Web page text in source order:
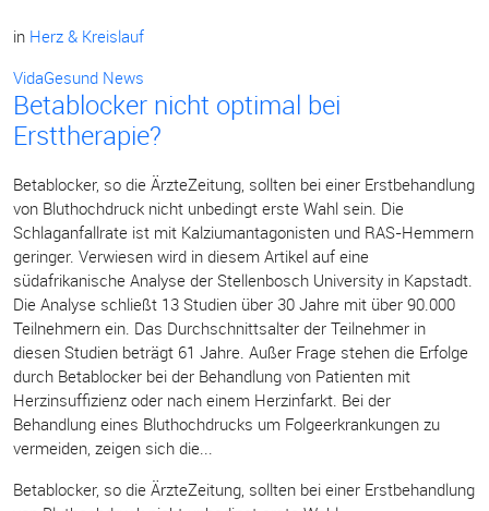
in Herz & Kreislauf
VidaGesund News
Betablocker nicht optimal bei
Ersttherapie?
Betablocker, so die ÄrzteZeitung, sollten bei einer Erstbehandlung
von Bluthochdruck nicht unbedingt erste Wahl sein. Die
Schlaganfallrate ist mit Kalziumantagonisten und RAS-Hemmern
geringer. Verwiesen wird in diesem Artikel auf eine
südafrikanische Analyse der Stellenbosch University in Kapstadt.
Die Analyse schließt 13 Studien über 30 Jahre mit über 90.000
Teilnehmern ein. Das Durchschnittsalter der Teilnehmer in
diesen Studien beträgt 61 Jahre. Außer Frage stehen die Erfolge
durch Betablocker bei der Behandlung von Patienten mit
Herzinsuffizienz oder nach einem Herzinfarkt. Bei der
Behandlung eines Bluthochdrucks um Folgeerkrankungen zu
vermeiden, zeigen sich die...
Betablocker, so die ÄrzteZeitung, sollten bei einer Erstbehandlung